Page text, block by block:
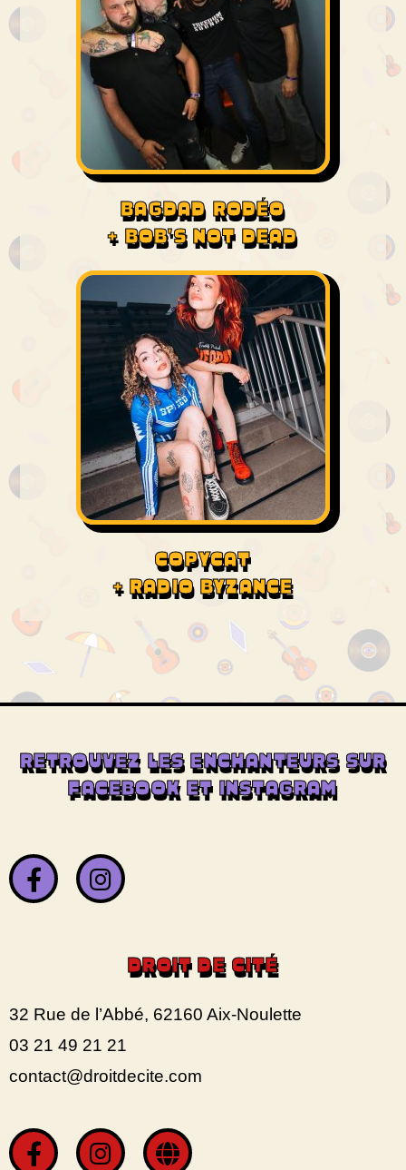
BAGDAD RODÉO
+ BOB'S NOT DEAD
COPYCAT
+ RADIO BYZANCE
RETROUVEZ LES ENCHANTEURS SUR
FACEBOOK ET INSTAGRAM
DROIT DE CITÉ
32 Rue de l’Abbé, 62160 Aix-Noulette
03 21 49 21 21
contact@droitdecite.com